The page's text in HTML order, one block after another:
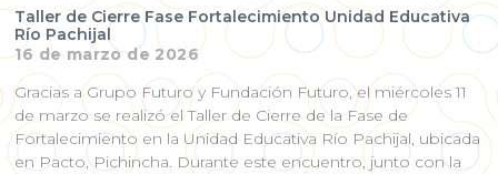
Taller de Cierre Fase Fortalecimiento Unidad Educativa
Río Pachijal
16 de marzo de 2026
Gracias a Grupo Futuro y Fundación Futuro, el miércoles 11
de marzo se realizó el Taller de Cierre de la Fase de
Fortalecimiento en la Unidad Educativa Río Pachijal, ubicada
en Pacto, Pichincha. Durante este encuentro, junto con la